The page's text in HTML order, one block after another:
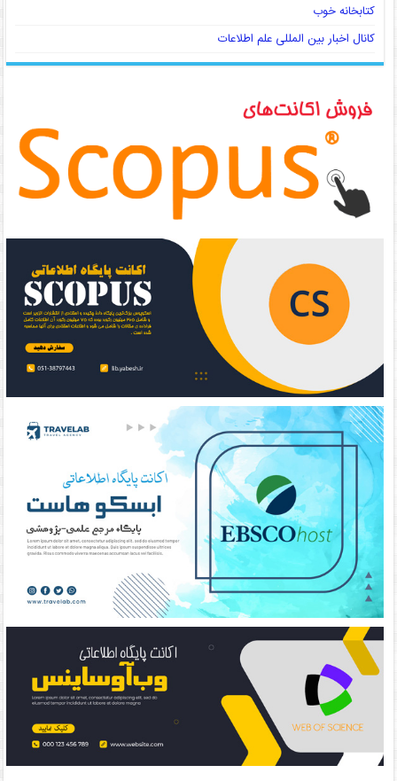
کتابخانه خوب
کانال اخبار بین المللی علم اطلاعات